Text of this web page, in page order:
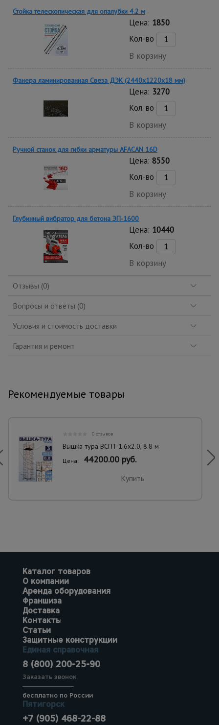
Стойка телескопическая для опалубки 4.2 м
Цена: 1850
Кол-во
В корзину
Фанера ламинированная Свеза ДЭК (2440х1220х18 мм)
Цена: 3270
Кол-во
В корзину
Ручной станок для гибки арматуры AFACAN 16D
Цена: 8550
Кол-во
В корзину
Глубинный вибратор для бетона ЭП-1600
Цена: 10440
Кол-во
В корзину
Отзывы (0)
Вопросы и ответы (0)
Условия и стоимость доставки
Гарантия и ремонт
Рекомендуемые товары
0 отзывов
Вышка-тура ВСПT 1.6х2.0, 8.8 м
Цена: 44200.00 руб.
Купить
Каталог товаров
О компании
Аренда оборудования
Франшиза
Доставка
Контакты
Статьи
Защитные конструкции
Единая справочная
8 (800) 200-25-90
Заказать звонок
бесплатно по России
Пятигорск
+7 (905) 468-22-88